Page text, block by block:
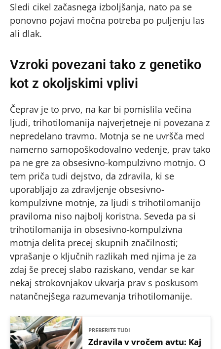
Sledi cikel začasnega izboljšanja, nato pa se
ponovno pojavi močna potreba po puljenju las
ali dlak.
Vzroki povezani tako z genetiko
kot z okoljskimi vplivi
Čeprav je to prvo, na kar bi pomislila večina
ljudi, trihotilomanija najverjetneje ni povezana z
nepredelano travmo. Motnja se ne uvršča med
namerno samopoškodovalno vedenje, prav tako
pa ne gre za obsesivno-kompulzivno motnjo. O
tem priča tudi dejstvo, da zdravila, ki se
uporabljajo za zdravljenje obsesivno-
kompulzivne motnje, za ljudi s trihotilomanijo
praviloma niso najbolj koristna. Seveda pa si
trihotilomanija in obsesivno-kompulzivna
motnja delita precej skupnih značilnosti;
vprašanje o ključnih razlikah med njima je za
zdaj še precej slabo raziskano, vendar se kar
nekaj strokovnjakov ukvarja prav s poskusom
natančnejšega razumevanja trihotilomanije.
PREBERITE TUDI
Zdravila v vročem avtu: Kaj